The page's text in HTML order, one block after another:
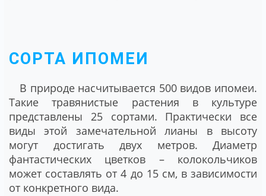
СОРТА ИПОМЕИ
В природе насчитывается 500 видов ипомеи.
Такие травянистые растения в культуре
представлены 25 сортами. Практически все
виды этой замечательной лианы в высоту
могут достигать двух метров. Диаметр
фантастических цветков – колокольчиков
может составлять от 4 до 15 см, в зависимости
от конкретного вида.